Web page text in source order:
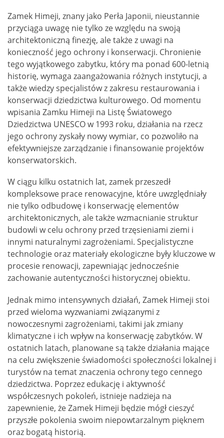
Zamek Himeji, znany jako Perła Japonii, nieustannie
przyciąga uwagę nie tylko ze względu na swoją
architektoniczną finezję, ale także z uwagi na
konieczność jego ochrony i konserwacji. Chronienie
tego wyjątkowego zabytku, który ma ponad 600-letnią
historię, wymaga zaangażowania różnych instytucji, a
także wiedzy specjalistów z zakresu restaurowania i
konserwacji dziedzictwa kulturowego. Od momentu
wpisania Zamku Himeji na Listę Światowego
Dziedzictwa UNESCO w 1993 roku, działania na rzecz
jego ochrony zyskały nowy wymiar, co pozwoliło na
efektywniejsze zarządzanie i finansowanie projektów
konserwatorskich.
W ciągu kilku ostatnich lat, zamek przeszedł
kompleksowe prace renowacyjne, które uwzględniały
nie tylko odbudowę i konserwację elementów
architektonicznych, ale także wzmacnianie struktur
budowli w celu ochrony przed trzęsieniami ziemi i
innymi naturalnymi zagrożeniami. Specjalistyczne
technologie oraz materiały ekologiczne były kluczowe w
procesie renowacji, zapewniając jednocześnie
zachowanie autentyczności historycznej obiektu.
Jednak mimo intensywnych działań, Zamek Himeji stoi
przed wieloma wyzwaniami związanymi z
nowoczesnymi zagrożeniami, takimi jak zmiany
klimatyczne i ich wpływ na konserwację zabytków. W
ostatnich latach, planowane są także działania mające
na celu zwiększenie świadomości społeczności lokalnej i
turystów na temat znaczenia ochrony tego cennego
dziedzictwa. Poprzez edukację i aktywność
współczesnych pokoleń, istnieje nadzieja na
zapewnienie, że Zamek Himeji będzie mógł cieszyć
przyszłe pokolenia swoim niepowtarzalnym pięknem
oraz bogatą historią.